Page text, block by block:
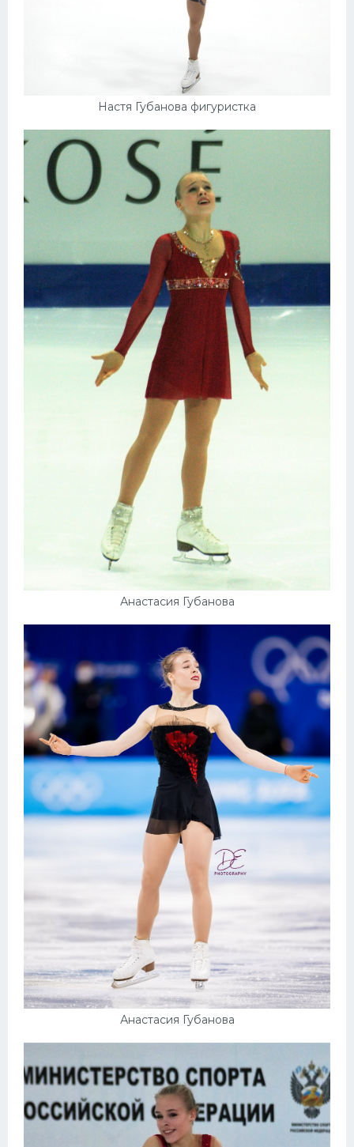
Настя Губанова фигуристка
Анастасия Губанова
Анастасия Губанова